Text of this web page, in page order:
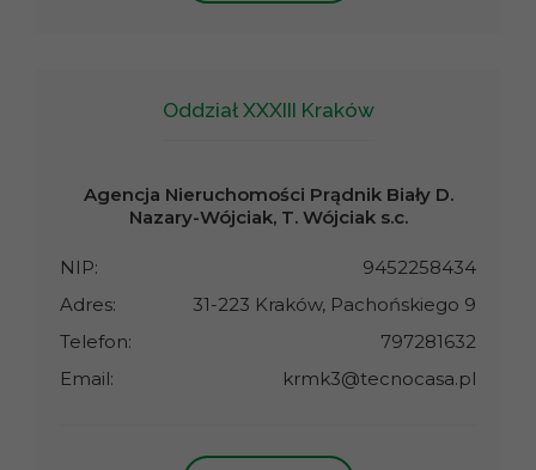
Oddział XXXIII Kraków
Agencja Nieruchomości Prądnik Biały D.
Nazary-Wójciak, T. Wójciak s.c.
NIP:
9452258434
Adres:
31-223 Kraków, Pachońskiego 9
Telefon:
797281632
Email:
krmk3@tecnocasa.pl